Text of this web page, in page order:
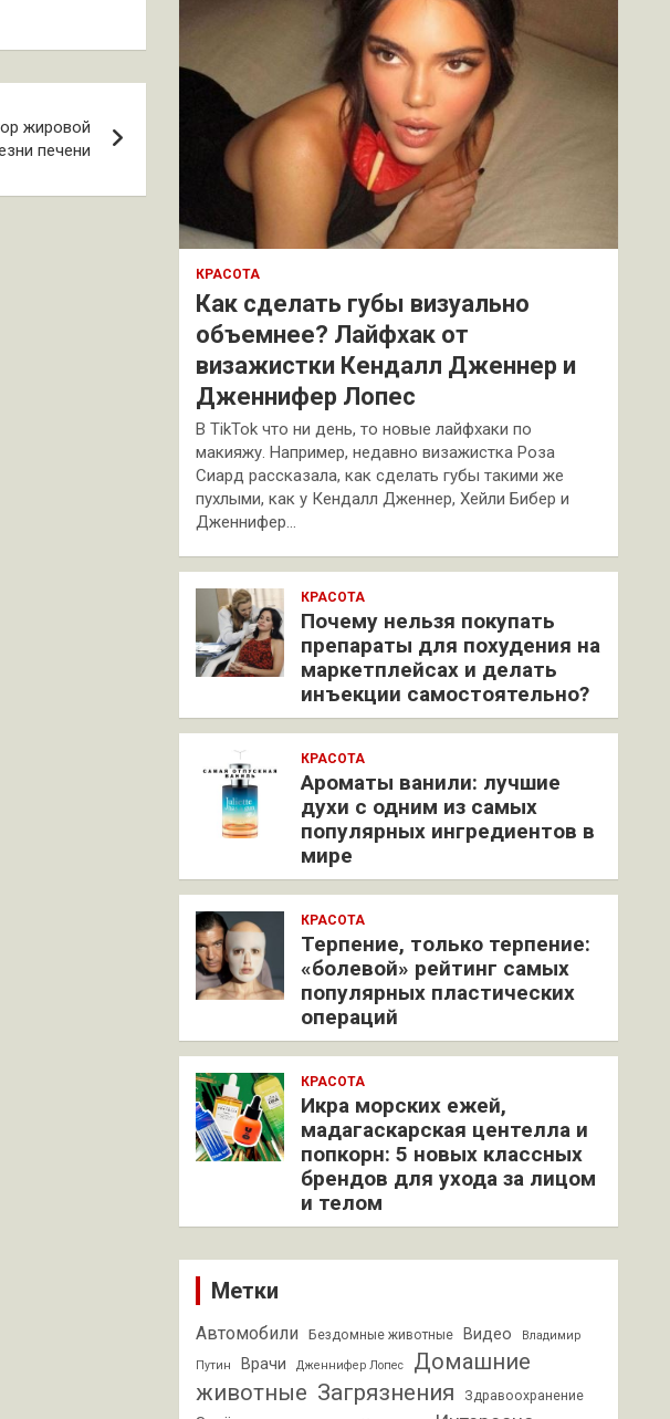
жировой
печени
КРАСОТА
Как сделать губы визуально
объемнее? Лайфхак от
визажистки Кендалл Дженнер и
Дженнифер Лопес
В TikTok что ни день, то новые лайфхаки по
макияжу. Например, недавно визажистка Роза
Сиард рассказала, как сделать губы такими же
пухлыми, как у Кендалл Дженнер, Хейли Бибер и
Дженнифер…
КРАСОТА
Почему нельзя покупать
препараты для похудения на
маркетплейсах и делать
инъекции самостоятельно?
КРАСОТА
Ароматы ванили: лучшие
духи с одним из самых
популярных ингредиентов в
мире
КРАСОТА
Терпение, только терпение:
«болевой» рейтинг самых
популярных пластических
операций
КРАСОТА
Икра морских ежей,
мадагаскарская центелла и
попкорн: 5 новых классных
брендов для ухода за лицом
и телом
Метки
Автомобили Бездомные животные Видео Владимир
Путин Врачи Дженнифер Лопес
Домашние
животные Загрязнения Здравоохранение